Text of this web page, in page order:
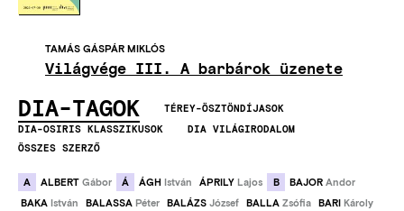
Világvége III. A barbárok üzenete
TAMÁS GÁSPÁR MIKLÓS
DIA-TAGOK
TÉREY-ÖSZTÖNDÍJASOK
DIA-OSIRIS KLASSZIKUSOK
DIA VILÁGIRODALOM
ÖSSZES SZERZŐ
A ALBERT Gábor Á ÁGH István ÁPRILY Lajos B BAJOR Andor
BAKA István BALASSA Péter BALÁZS József BALLA Zsófia BARI Károly